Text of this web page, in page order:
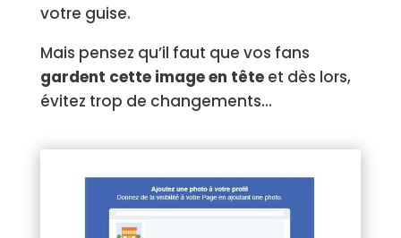
votre guise.
Mais pensez qu’il faut que vos fans
gardent cette image en têteet dès lors,
évitez trop de changements…